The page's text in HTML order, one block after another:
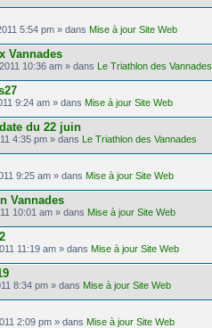
5:54 pm » dans Mise à jour Site Web
Vannades
10:36 am » dans Le Triathlon des Vannades
9:24 am » dans Mise à jour Site Web
du 22 juin
4:35 pm » dans Le Triathlon des Vannades
9:25 am » dans Mise à jour Site Web
Vannades
10:01 am » dans Mise à jour Site Web
11:19 am » dans Mise à jour Site Web
8:34 pm » dans Mise à jour Site Web
2:09 pm » dans Mise à jour Site Web